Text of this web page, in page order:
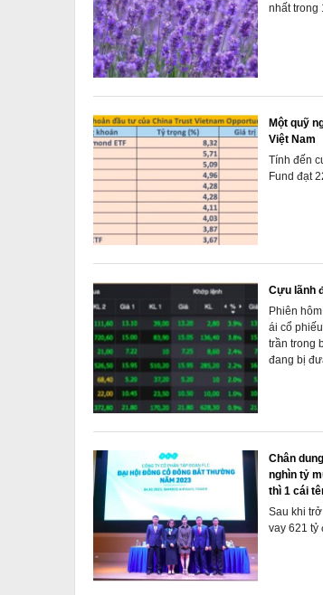
nhất trong
Một quỹ
Việt Nam
Tính đến
Fund đạt
Cựu lãnh
Phiên
ái cổ
trần trong
đang bị
Chân
nghìn tỷ
thì 1 cái
Sau khi
vay 621 tỷ